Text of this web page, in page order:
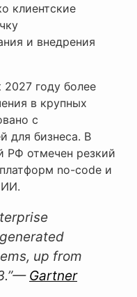
клиентские
и внедрения
2027 году более
в крупных
с
для бизнеса. В
РФ отмечен резкий
no-code и
ИИ.
up from
— Gartner